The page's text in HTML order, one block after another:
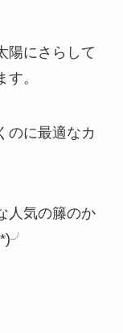
陽にさらして
。
のに最適なカ
人気の籐のか